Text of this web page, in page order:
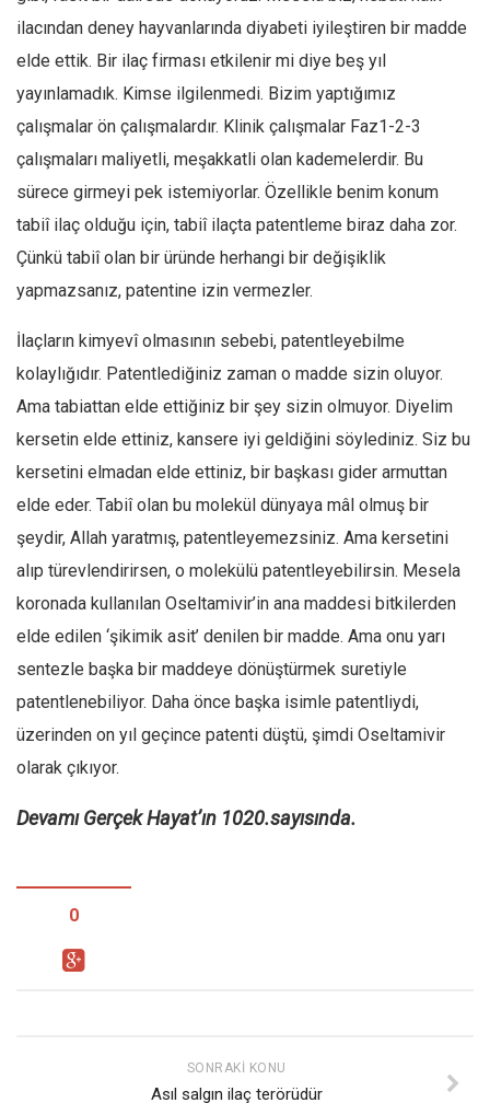
Kültür Sanat
Ekonomi
Spor
Manzara
Sağlık
Gıda-Beslenme
Hayat
Türkiye
Siyaset
Dünya
Avrupa
Asya
Afrika
İslam Dünyası
Tarih
Düşünce
Dosyalar
ilacından deney hayvanlarında diyabeti iyileştiren bir madde
elde ettik. Bir ilaç firması etkilenir mi diye beş yıl
yayınlamadık. Kimse ilgilenmedi. Bizim yaptığımız
çalışmalar ön çalışmalardır. Klinik çalışmalar Faz1-2-3
çalışmaları maliyetli, meşakkatli olan kademelerdir. Bu
sürece girmeyi pek istemiyorlar. Özellikle benim konum
tabiî ilaç olduğu için, tabiî ilaçta patentleme biraz daha zor.
Çünkü tabiî olan bir üründe herhangi bir değişiklik
yapmazsanız, patentine izin vermezler.
İlaçların kimyevî olmasının sebebi, patentleyebilme
kolaylığıdır. Patentlediğiniz zaman o madde sizin oluyor.
Ama tabiattan elde ettiğiniz bir şey sizin olmuyor. Diyelim
kersetin elde ettiniz, kansere iyi geldiğini söylediniz. Siz bu
kersetini elmadan elde ettiniz, bir başkası gider armuttan
elde eder. Tabiî olan bu molekül dünyaya mâl olmuş bir
şeydir, Allah yaratmış, patentleyemezsiniz. Ama kersetini
alıp türevlendirirsen, o molekülü patentleyebilirsin. Mesela
koronada kullanılan Oseltamivir’in ana maddesi bitkilerden
elde edilen ‘şikimik asit’ denilen bir madde. Ama onu yarı
sentezle başka bir maddeye dönüştürmek suretiyle
patentlenebiliyor. Daha önce başka isimle patentliydi,
üzerinden on yıl geçince patenti düştü, şimdi Oseltamivir
olarak çıkıyor.
Devamı Gerçek Hayat’ın 1020.sayısında.
0
SONRAKI KONU
Asıl salgın ilaç terörüdür